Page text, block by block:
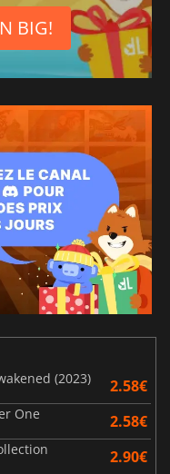
BIG!
(2023)
2.58€
One 2.58€
2.90€